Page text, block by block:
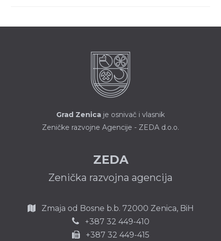
Grad Zenica je osnivač i vlasnik
Zeničke razvojne Agencije - ZEDA d.o.o.
ZEDA
Zenička razvojna agencija
Zmaja od Bosne b.b. 72000 Zenica, BiH
+387 32 449-410
+387 32 449-415